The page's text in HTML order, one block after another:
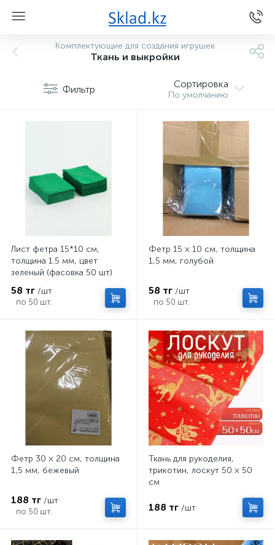
Комплектующие для создания игрушек
Ткань и выкройки
Фильтр Сортировка
По умолчанию
Лист фетра 15*10 см,
толщина 1.5 мм, цвет
зеленый (фасовка 50 шт)
58 тг /шт
по 50 шт.
Фетр 15 × 10 см, толщина
1,5 мм, голубой
58 тг /шт
по 50 шт.
Фетр 30 × 20 см, толщина
1,5 мм, бежевый
188 тг /шт
по 50 шт.
Ткань для рукоделия,
трикотин, лоскут 50 × 50
см
188 тг /шт